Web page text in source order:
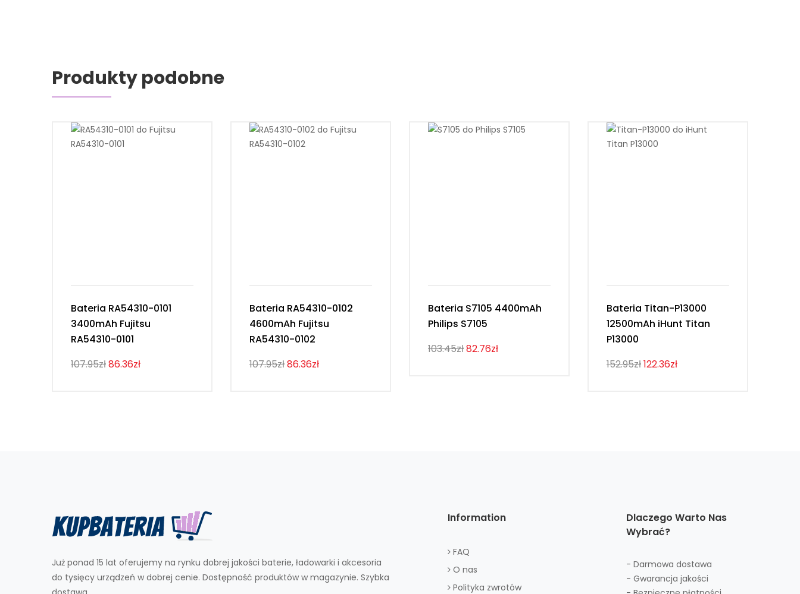
Produkty podobne
Bateria RA54310-0101
3400mAh Fujitsu
RA54310-0101
107.95zł86.36zł
Bateria RA54310-0102
4600mAh Fujitsu
RA54310-0102
107.95zł86.36zł
Bateria S7105 4400mAh
Philips S7105
103.45zł82.76zł
Bateria Titan-P13000
12500mAh iHunt Titan
P13000
152.95zł122.36zł
Już ponad 15 lat oferujemy na rynku dobrej jakości baterie, ładowarki i akcesoria
do tysięcy urządzeń w dobrej cenie. Dostępność produktów w magazynie. Szybka
Information
FAQ
O nas
Polityka zwrotów
Dlaczego Warto Nas
Wybrać?
- Darmowa dostawa
- Gwarancja jakości